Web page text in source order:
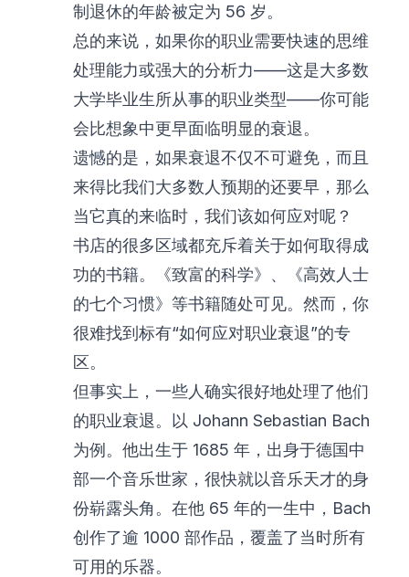
制退休的年龄被定为 56 岁。
总的来说，如果你的职业需要快速的思维
处理能力或强大的分析力——这是大多数
大学毕业生所从事的职业类型——你可能
会比想象中更早面临明显的衰退。
遗憾的是，如果衰退不仅不可避免，而且
来得比我们大多数人预期的还要早，那么
当它真的来临时，我们该如何应对呢？
书店的很多区域都充斥着关于如何取得成
功的书籍。《致富的科学》、《高效人士
的七个习惯》等书籍随处可见。然而，你
很难找到标有“如何应对职业衰退”的专
区。
但事实上，一些人确实很好地处理了他们
的职业衰退。以 Johann Sebastian Bach
为例。他出生于 1685 年，出身于德国中
部一个音乐世家，很快就以音乐天才的身
份崭露头角。在他 65 年的一生中，Bach
创作了逾 1000 部作品，覆盖了当时所有
可用的乐器。